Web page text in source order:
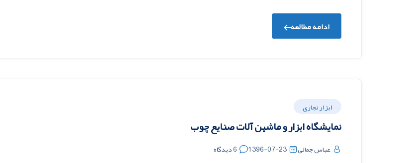
ادامه مطالعه
ابزار نجاری
نمایشگاه ابزار و ماشین آلات صنایع چوب
عباس جمالی 1396-07-23 6 دیدگاه